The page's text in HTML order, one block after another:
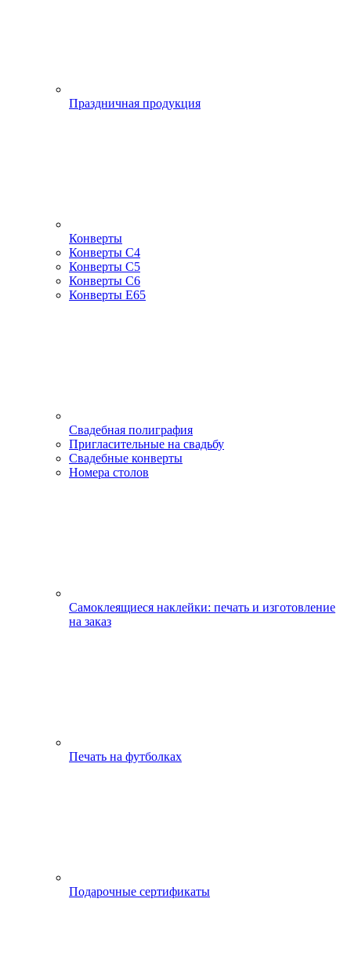
Праздничная продукция
Конверты
Конверты С4
Конверты С5
Конверты С6
Конверты Е65
Свадебная полиграфия
Пригласительные на свадьбу
Свадебные конверты
Номера столов
Самоклеящиеся наклейки: печать и изготовление
на заказ
Печать на футболках
Подарочные сертификаты